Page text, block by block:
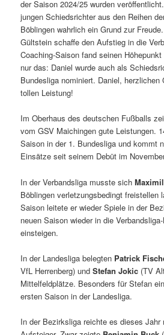
der Saison 2024/25 wurden
jungen Schiedsrichter aus den Reihen
Böblingen wahrlich ein Grund zur Freude.
Gültstein schaffe den Aufstieg in die
Coaching-Saison fand seinen
nur das: Daniel wurde auch als
Bundesliga nominiert. Daniel,
tollen Leistung!
Im Oberhaus des deutschen Fußballs
vom GSV Maichingen gute Leistungen.
Saison in der 1. Bundesliga und kommt
Einsätze seit seinem Debüt im
In der Verbandsliga musste sich
Böblingen verletzungsbedingt freistellen
Saison leitete er wieder Spiele in der
neuen Saison wieder in die
einsteigen.
In der Landesliga belegten Patrick
VfL Herrenberg) undStefan Jokic (TV
Mittelfeldplätze. Besonders für Stefan
ersten Saison in der Landesliga.
In der Bezirksliga reichte es dieses Jahr